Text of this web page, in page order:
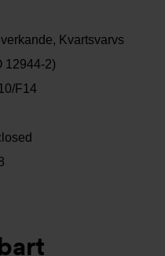
Kvartsvarvs
12944-2)
F14